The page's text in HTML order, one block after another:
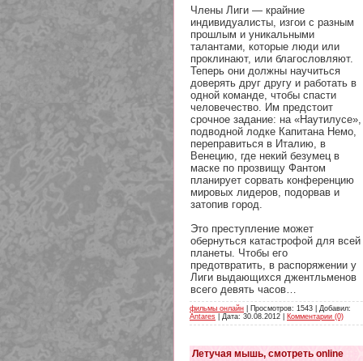
209 Белая кофта из ленточного
кружева
Члены Лиги — крайние
индивидуалисты, изгои с разным
прошлым и уникальными
талантами, которые люди или
проклинают, или благословляют.
Теперь они должны научиться
доверять друг другу и работать в
одной команде, чтобы спасти
человечество. Им предстоит
срочное задание: на «Наутилусе»,
подводной лодке Капитана Немо,
переправиться в Италию, в
Венецию, где некий безумец в
маске по прозвищу Фантом
планирует сорвать конференцию
мировых лидеров, подорвав и
затопив город.
Это преступление может
обернуться катастрофой для всей
планеты. Чтобы его
предотвратить, в распоряжении у
Лиги выдающихся джентльменов
всего девять часов…
фильмы онлайн | Просмотров: 1543 | Добавил:
Antares | Дата: 30.08.2012 Комментарии (0)
Летучая мышь, смотреть online